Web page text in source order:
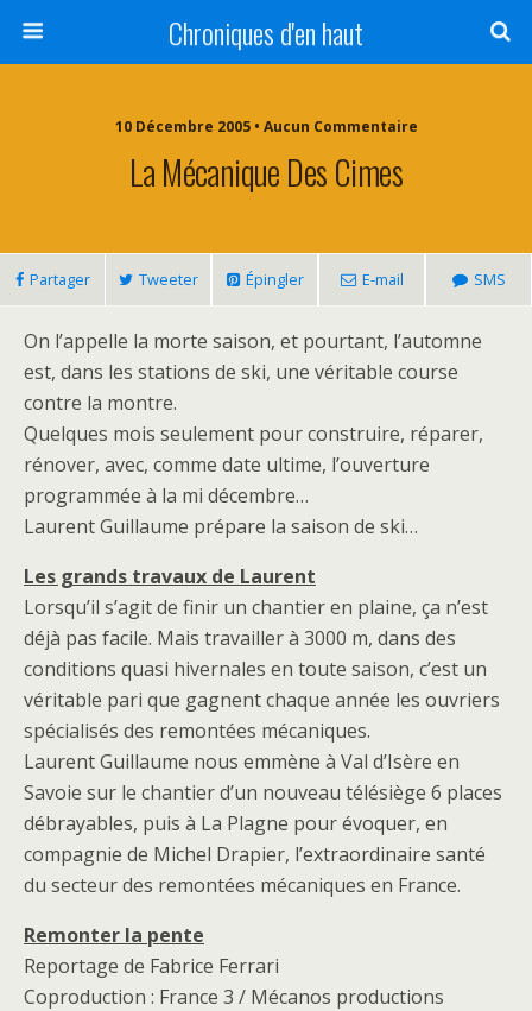
Chroniques d'en haut
10 Décembre 2005 • Aucun Commentaire
La Mécanique Des Cimes
Partager Tweeter Épingler E-mail SMS
On l’appelle la morte saison, et pourtant, l’automne
est, dans les stations de ski, une véritable course
contre la montre.
Quelques mois seulement pour construire, réparer,
rénover, avec, comme date ultime, l’ouverture
programmée à la mi décembre…
Laurent Guillaume prépare la saison de ski…
Les grands travaux de Laurent
Lorsqu’il s’agit de finir un chantier en plaine, ça n’est
déjà pas facile. Mais travailler à 3000 m, dans des
conditions quasi hivernales en toute saison, c’est un
véritable pari que gagnent chaque année les ouvriers
spécialisés des remontées mécaniques.
Laurent Guillaume nous emmène à Val d’Isère en
Savoie sur le chantier d’un nouveau télésiège 6 places
débrayables, puis à La Plagne pour évoquer, en
compagnie de Michel Drapier, l’extraordinaire santé
du secteur des remontées mécaniques en France.
Remonter la pente
Reportage de Fabrice Ferrari
Coproduction : France 3 / Mécanos productions